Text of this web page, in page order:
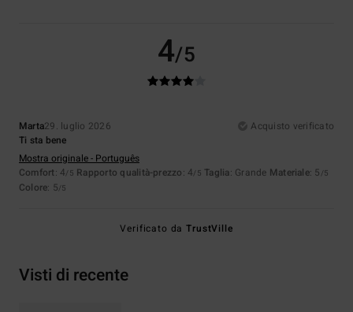
4/5
Marta29. luglio 2026
Acquisto verificato
Ti sta bene
Mostra originale - Português
Comfort: 4/5 Rapporto qualità-prezzo: 4/5 Taglia: Grande Materiale: 5 /5
Colore: 5/5
Verificato daTrustVille
Visti di recente